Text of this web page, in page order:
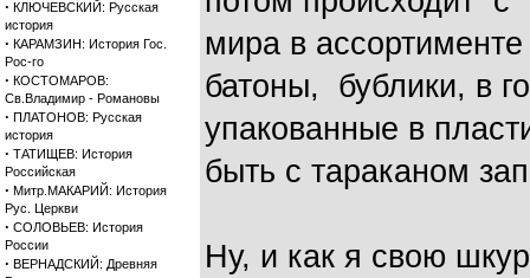
· КЛЮЧЕВСКИЙ: Русская
история
· КАРАМЗИН: История Гос.
Рос-го
· КОСТОМАРОВ:
Св.Владимир - Романовы
· ПЛАТОНОВ: Русская
история
· ТАТИЩЕВ: История
Российская
· Митр.МАКАРИЙ: История
Рус. Церкви
· СОЛОВЬЕВ: История
России
· ВЕРНАДСКИЙ: Древняя
мира в
батоны, бублики, в
упакованные в
быть с тараканом
Ну, и как я свою